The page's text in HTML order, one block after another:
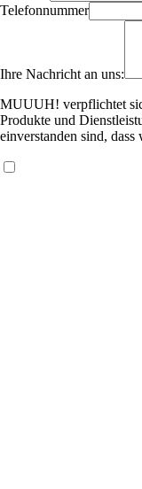
Telefonnummer
Ihre Nachricht an uns:
MUUUH! verpflichtet
Produkte und
einverstanden sind,